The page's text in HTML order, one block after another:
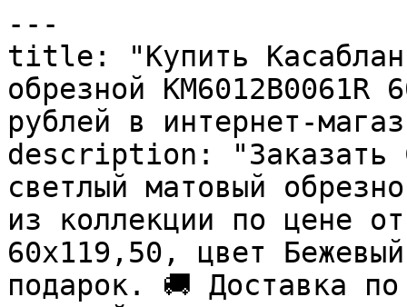
---
title: "Купить
обрезной
рублей в интернет-
description: "Заказать
светлый матовый
из коллекции по цене
60x119,50, цвет
подарок. 🚚 Доставка